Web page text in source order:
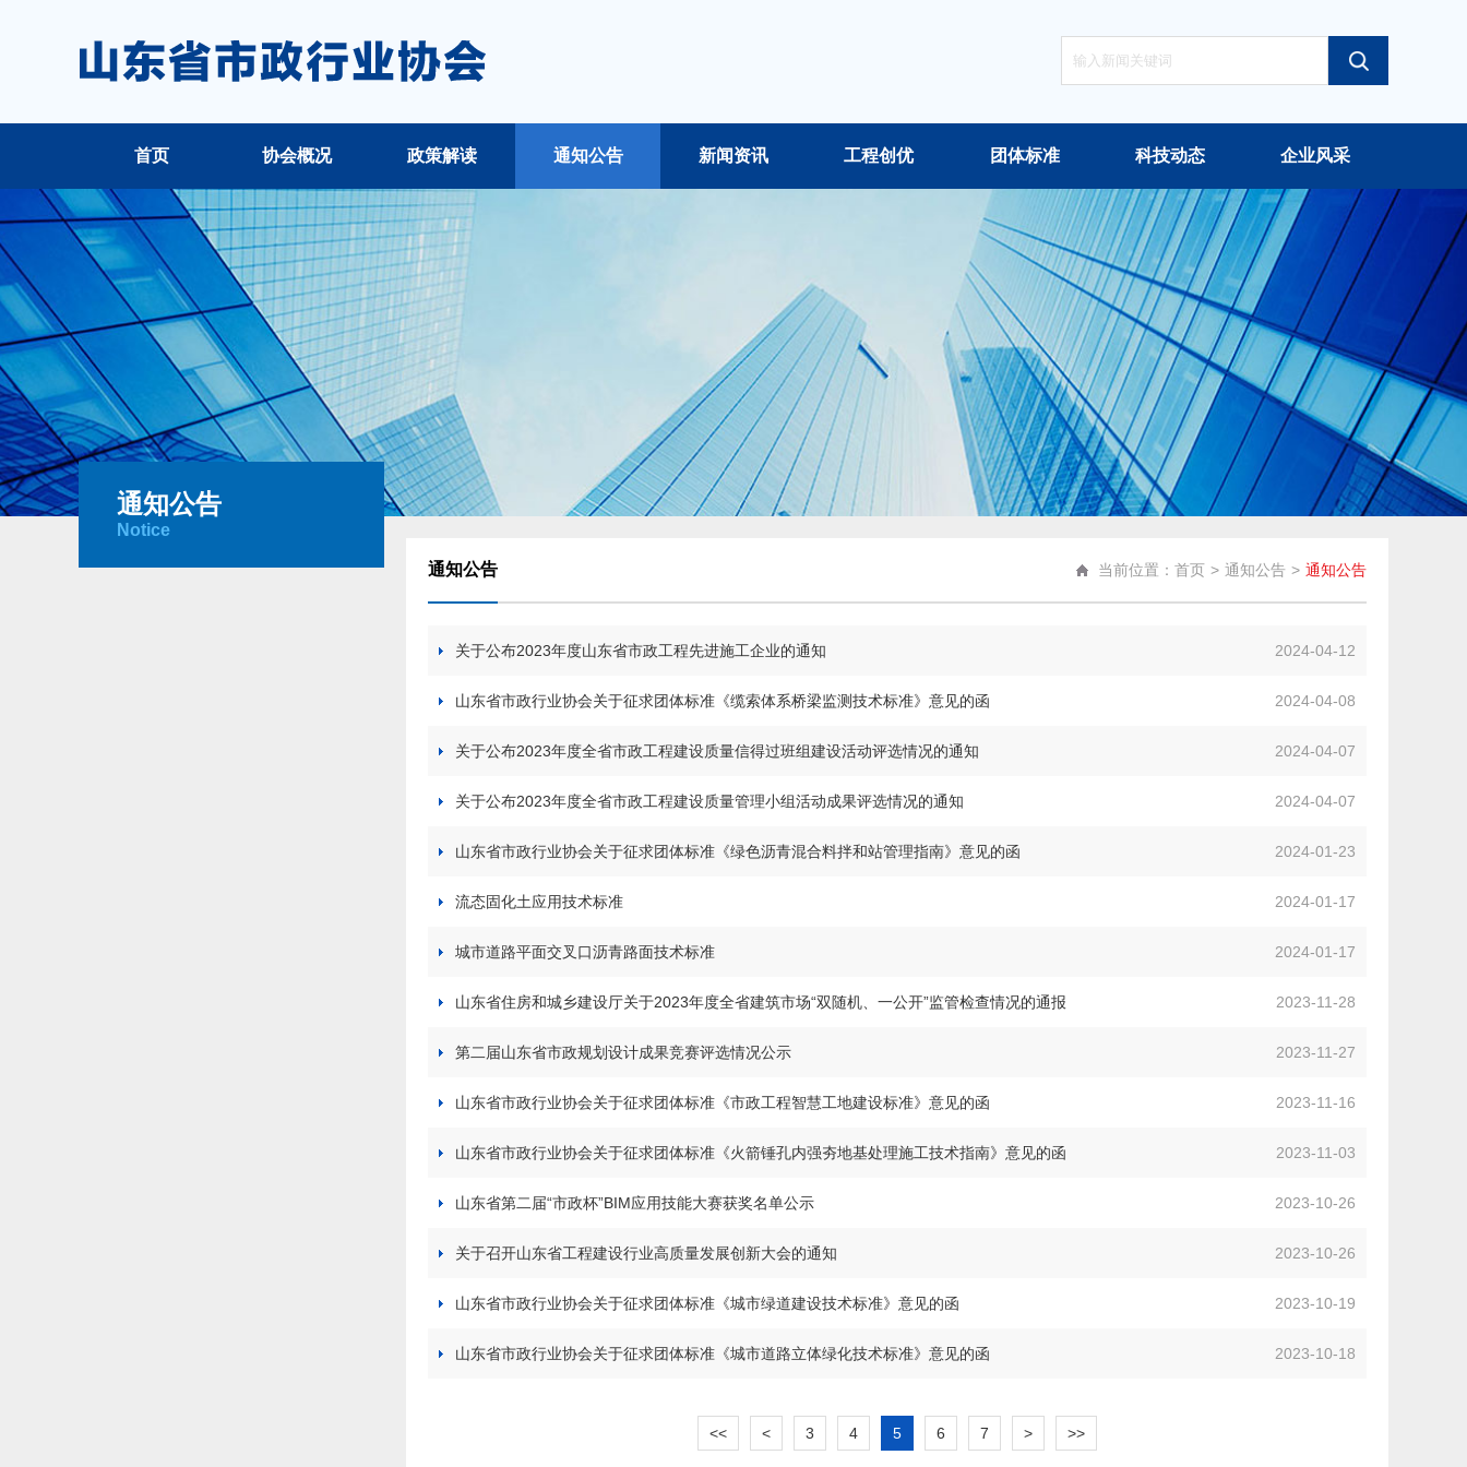
首页 协会概况 政策解读 通知公告 新闻资讯 工程创优 团体标准 科技动态 企业风采
通知公告
Notice
通知公告 当前位置：首页 > 通知公告 > 通知公告
2024-04-12
关于公布2023年度山东省市政工程先进施工企业的通知
2024-04-08
山东省市政行业协会关于征求团体标准《缆索体系桥梁监测技术标准》意见的函
2024-04-07
关于公布2023年度全省市政工程建设质量信得过班组建设活动评选情况的通知
2024-04-07
关于公布2023年度全省市政工程建设质量管理小组活动成果评选情况的通知
2024-01-23
山东省市政行业协会关于征求团体标准《绿色沥青混合料拌和站管理指南》意见的函
2024-01-17
流态固化土应用技术标准
2024-01-17
城市道路平面交叉口沥青路面技术标准
2023-11-28
山东省住房和城乡建设厅关于2023年度全省建筑市场“双随机、一公开”监管检查情况的通报
2023-11-27
第二届山东省市政规划设计成果竞赛评选情况公示
2023-11-16
山东省市政行业协会关于征求团体标准《市政工程智慧工地建设标准》意见的函
2023-11-03
山东省市政行业协会关于征求团体标准《火箭锤孔内强夯地基处理施工技术指南》意见的函
2023-10-26
山东省第二届“市政杯”BIM应用技能大赛获奖名单公示
2023-10-26
关于召开山东省工程建设行业高质量发展创新大会的通知
2023-10-19
山东省市政行业协会关于征求团体标准《城市绿道建设技术标准》意见的函
2023-10-18
山东省市政行业协会关于征求团体标准《城市道路立体绿化技术标准》意见的函
<< < 3 4 5 6 7 > >>